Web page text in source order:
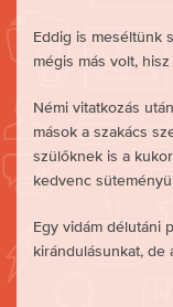
Eddig is meséltünk
mégis más volt,
Némi vitatkozás
mások a szakács
szülőknek is a
kedvenc
Egy vidám délutáni
kirándulásunkat, de